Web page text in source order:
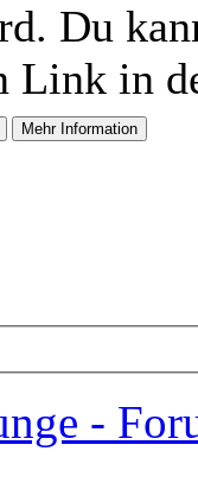
Du
Link in
-